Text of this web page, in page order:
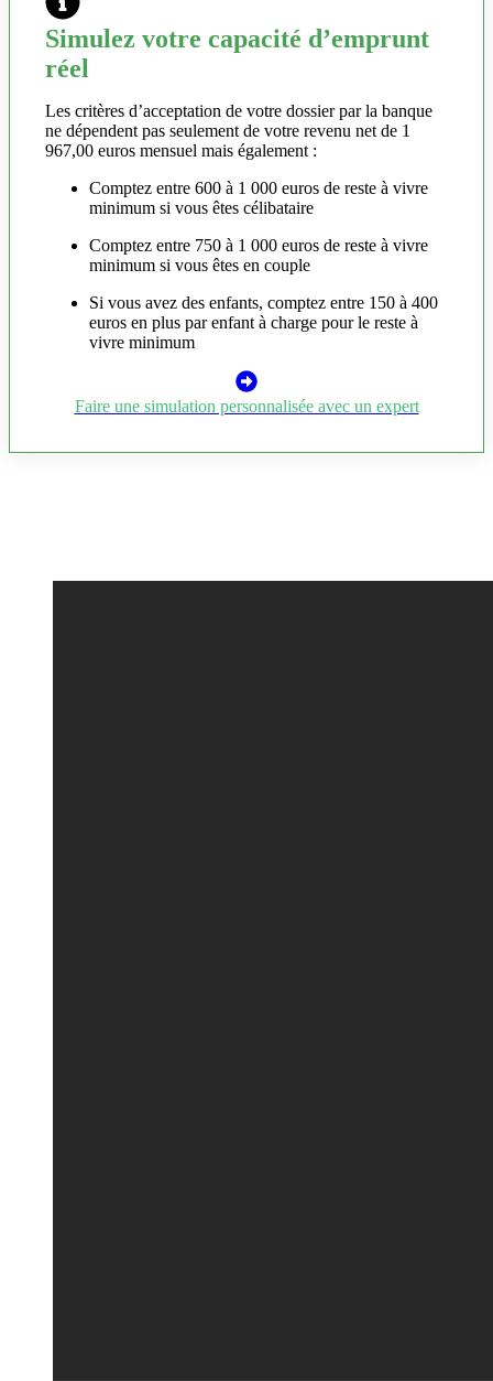
Simulez votre capacité d’emprunt
réel
Les critères d’acceptation de votre dossier par la banque
ne dépendent pas seulement de votre revenu net de 1
967,00 euros mensuel mais également :
Comptez entre 600 à 1 000 euros de reste à vivre
minimum si vous êtes célibataire
Comptez entre 750 à 1 000 euros de reste à vivre
minimum si vous êtes en couple
Si vous avez des enfants, comptez entre 150 à 400
euros en plus par enfant à charge pour le reste à
vivre minimum
Faire une simulation personnalisée avec un expert